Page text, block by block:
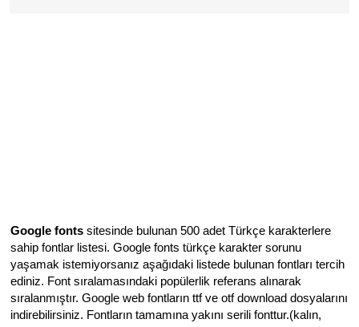
Google fonts sitesinde bulunan 500 adet Türkçe karakterlere
sahip fontlar listesi. Google fonts türkçe karakter sorunu
yaşamak istemiyorsanız aşağıdaki listede bulunan fontları tercih
ediniz. Font sıralamasındaki popülerlik referans alınarak
sıralanmıştır. Google web fontların ttf ve otf download dosyalarını
indirebilirsiniz. Fontların tamamına yakını serili fonttur.(kalın,